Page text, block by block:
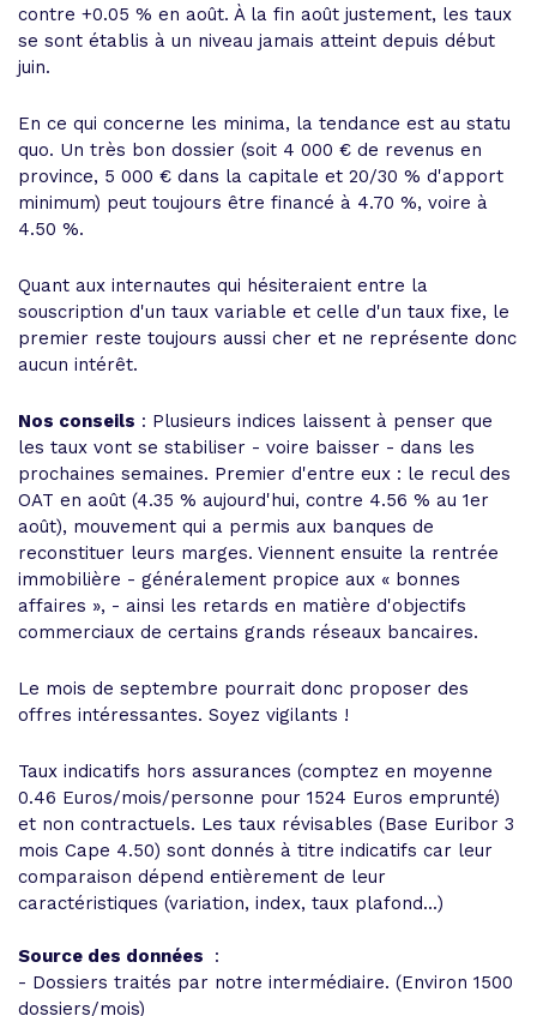
contre +0.05 % en août. À la fin août justement, les taux
se sont établis à un niveau jamais atteint depuis début
juin.
En ce qui concerne les minima, la tendance est au statu
quo. Un très bon dossier (soit 4 000 € de revenus en
province, 5 000 € dans la capitale et 20/30 % d'apport
minimum) peut toujours être financé à 4.70 %, voire à
4.50 %.
Quant aux internautes qui hésiteraient entre la
souscription d'un taux variable et celle d'un taux fixe, le
premier reste toujours aussi cher et ne représente donc
aucun intérêt.
Nos conseils : Plusieurs indices laissent à penser que
les taux vont se stabiliser - voire baisser - dans les
prochaines semaines. Premier d'entre eux : le recul des
OAT en août (4.35 % aujourd'hui, contre 4.56 % au 1er
août), mouvement qui a permis aux banques de
reconstituer leurs marges. Viennent ensuite la rentrée
immobilière - généralement propice aux « bonnes
affaires », - ainsi les retards en matière d'objectifs
commerciaux de certains grands réseaux bancaires.
Le mois de septembre pourrait donc proposer des
offres intéressantes. Soyez vigilants !
Taux indicatifs hors assurances (comptez en moyenne
0.46 Euros/mois/personne pour 1524 Euros emprunté)
et non contractuels. Les taux révisables (Base Euribor 3
mois Cape 4.50) sont donnés à titre indicatifs car leur
comparaison dépend entièrement de leur
caractéristiques (variation, index, taux plafond...)
Source des données
:
- Dossiers traités par notre intermédiaire. (Environ 1500
dossiers/mois)